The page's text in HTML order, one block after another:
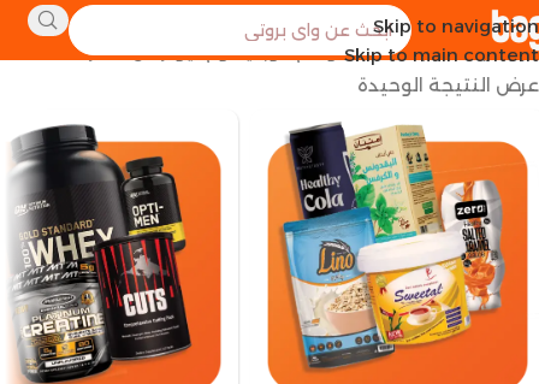
Skip to navigation
Skip to main content
الرئيسية منتجات تحت الوسم “اوبتيموم نيوترشن مصر”
عرض النتيجة الوحيدة